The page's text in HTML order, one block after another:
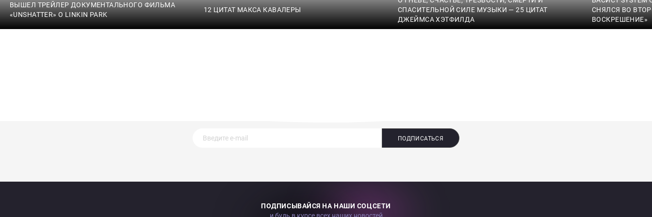
ВЫШЕЛ ТРЕЙЛЕР ДОКУМЕНТАЛЬНОГО ФИЛЬМА
«UNSHATTER» О LINKIN PARK
12 ЦИТАТ МАКСА КАВАЛЕРЫ
СПАСИТЕЛЬНОЙ СИЛЕ МУЗЫКИ — 25 ЦИТАТ
ДЖЕЙМСА ХЭТФИЛДА
СНЯЛСЯ ВО
ВОСКРЕШЕНИЕ»
ПОДПИСАТЬСЯ
ПОДПИСЫВАЙСЯ НА НАШИ СОЦСЕТИ